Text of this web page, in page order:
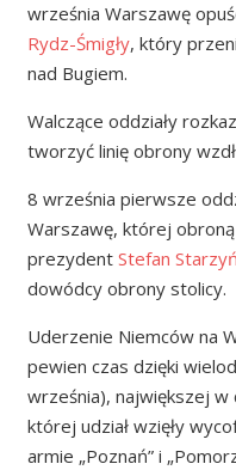
września Warszawę
Rydz-Śmigły, który
nad Bugiem.
Walczące oddziały
tworzyć linię obrony
8 września pierwsze
Warszawę, której
prezydent Stefan
dowódcy obrony stolicy.
Uderzenie Niemców na
pewien czas dzięki
września), największej
której udział wzięły
armie „Poznań” i